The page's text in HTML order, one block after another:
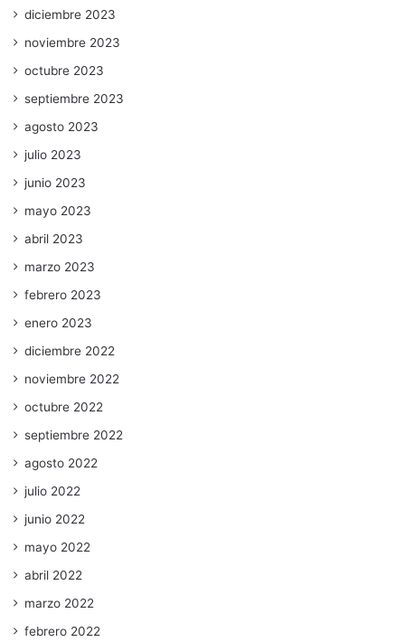
diciembre 2023
noviembre 2023
octubre 2023
septiembre 2023
agosto 2023
julio 2023
junio 2023
mayo 2023
abril 2023
marzo 2023
febrero 2023
enero 2023
diciembre 2022
noviembre 2022
octubre 2022
septiembre 2022
agosto 2022
julio 2022
junio 2022
mayo 2022
abril 2022
marzo 2022
febrero 2022